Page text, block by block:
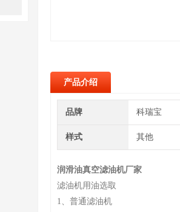
产品介绍
品牌 科瑞宝
样式 其他
润滑油真空滤油机厂家
滤油机用油选取
1、普通滤油机